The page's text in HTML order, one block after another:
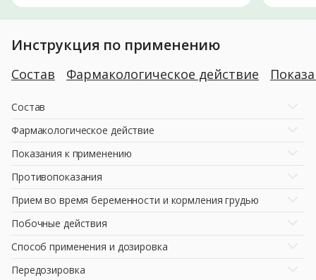
Инструкция по применению
Состав Фармакологическое действие
Состав
Фармакологическое действие
Показания к применению
Противопоказания
Прием во время беременности и кормления грудью
Побочные действия
Способ применения и дозировка
Передозировка